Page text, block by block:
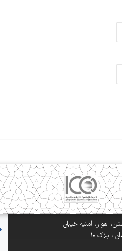
اهواز، امانیه خیابان
، پلاک 10